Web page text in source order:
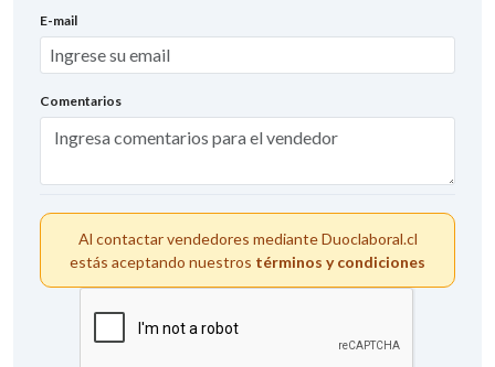
E-mail
Comentarios
Al contactar vendedores mediante Duoclaboral.cl
estás aceptando nuestros términos y condiciones